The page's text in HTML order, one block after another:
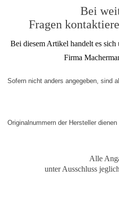
Bei
Fragen
Bei diesem Artikel handelt es
Firma
Sofern nicht anders angegeben, sind
Originalnummern der Hersteller
Alle
unter Ausschluss